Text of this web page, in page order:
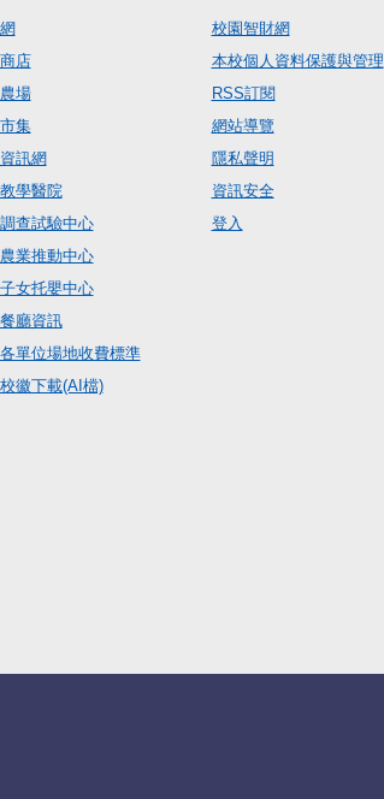
店
場
集
訊網
學醫院
查試驗中心
業推動中心
女托嬰中心
廳資訊
單位場地收費標準
徽下載(AI檔)
校園智財網
本校個人資料保護與管理
RSS訂閱
網站導覽
隱私聲明
資訊安全
登入